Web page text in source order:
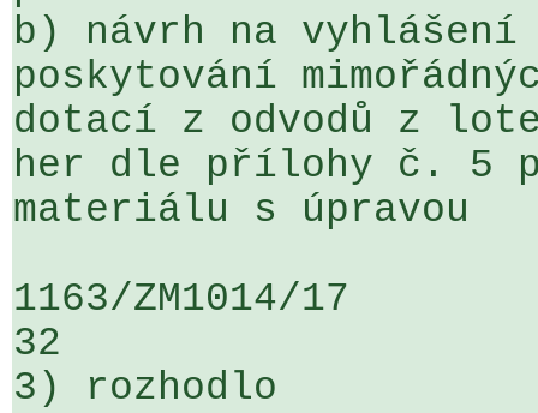
b) návrh na
poskytování
dotací z odvodů z
her dle přílohy č. 5
materiálu s úpravou
1163/ZM1014/17
32
3) rozhodlo